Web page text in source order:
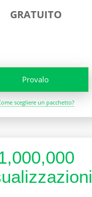
GRATUITO
Provalo
scegliere un pacchetto?